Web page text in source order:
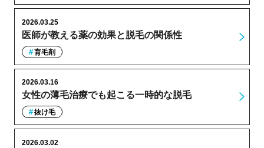
医師が教える薬の効果と脱毛の関係性
2026.03.25
育毛剤
女性の薄毛治療でも起こる一時的な脱毛
2026.03.16
抜け毛
2026.03.02